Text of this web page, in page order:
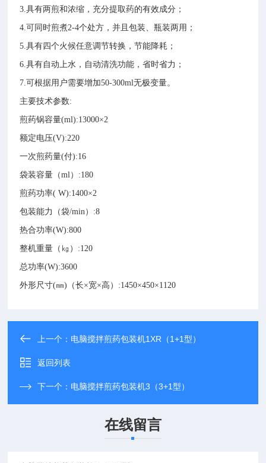
3.具有两煎和浓缩，充分提取药的有效成分；
4.可同时煎煮2-4个处方，并且包装、瓶装两用；
5.具有四个火候任意调节转换，节能降耗；
6.具有自动上水，自动清洗功能，省时省力；
7.可根据用户需要增加50-300ml无极变量。
主要技术参数:
煎药锅容量(ml):13000×2
额定电压(V):220
一次煎药量(付):16
袋装容量（ml） :180
煎药功率( W):1400×2
包装能力（袋/min） :8
热合功率(W):800
整机重量（㎏） :120
总功率(W):3600
外形尺寸(㎜)（长×宽×高） :1450×450×1120
上一个： 电脑搅拌煎药包装机1XR（1+1型）
返回列表
下一个： 电脑搅拌煎药包装机3（3+1型）
在线留言